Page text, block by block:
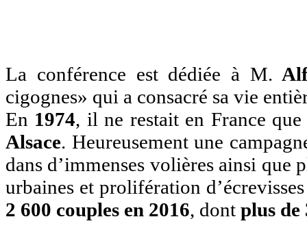
La conférence est dédiée à M.
cigognes» qui a consacré sa vie
En 1974, il ne restait en France
Alsace. Heureusement une
dans d’immenses volières ainsi que
urbaines et prolifération
2 600 couples en 2016, dont plus de